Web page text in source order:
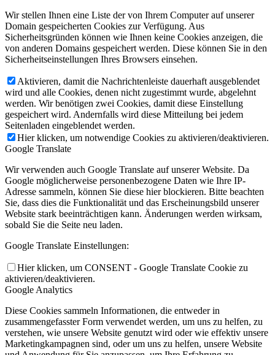
Wir stellen Ihnen eine Liste der von Ihrem Computer auf unserer
Domain gespeicherten Cookies zur Verfügung. Aus
Sicherheitsgründen können wie Ihnen keine Cookies anzeigen, die
von anderen Domains gespeichert werden. Diese können Sie in den
Sicherheitseinstellungen Ihres Browsers einsehen.
Aktivieren, damit die Nachrichtenleiste dauerhaft ausgeblendet
wird und alle Cookies, denen nicht zugestimmt wurde, abgelehnt
werden. Wir benötigen zwei Cookies, damit diese Einstellung
gespeichert wird. Andernfalls wird diese Mitteilung bei jedem
Seitenladen eingeblendet werden.
Hier klicken, um notwendige Cookies zu aktivieren/deaktivieren.
Google Translate
Wir verwenden auch Google Translate auf unserer Website. Da
Google möglicherweise personenbezogene Daten wie Ihre IP-
Adresse sammeln, können Sie diese hier blockieren. Bitte beachten
Sie, dass dies die Funktionalität und das Erscheinungsbild unserer
Website stark beeinträchtigen kann. Änderungen werden wirksam,
sobald Sie die Seite neu laden.
Google Translate Einstellungen:
Hier klicken, um CONSENT - Google Translate Cookie zu
aktivieren/deaktivieren.
Google Analytics
Diese Cookies sammeln Informationen, die entweder in
zusammengefasster Form verwendet werden, um uns zu helfen, zu
verstehen, wie unsere Website genutzt wird oder wie effektiv unsere
Marketingkampagnen sind, oder um uns zu helfen, unsere Website